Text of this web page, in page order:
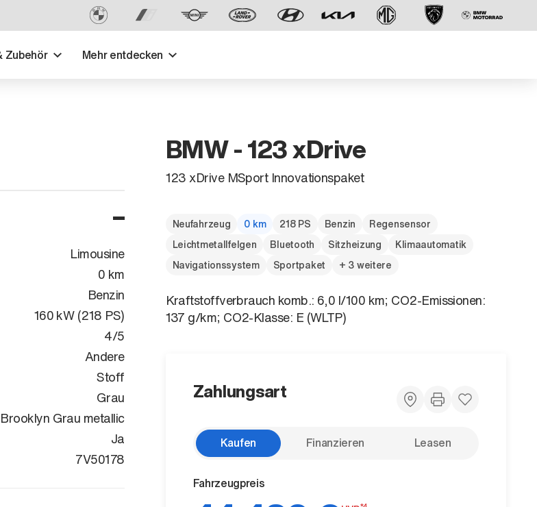
Zubehör Mehr entdecken
Geschaffen, um vorauszugehen.
Limousine
0 km
Benzin
160 kW (218 PS)
4/5
Andere
Stoff
Grau
Grau metallic
Ja
7V50178
BMW - 123 xDrive
123 xDrive MSport Innovationspaket
Neufahrzeug 0 km 218 PS Benzin
Regensensor
Leichtmetallfelgen
Bluetooth Sitzheizung
Klimaautomatik
Navigationssystem
Sportpaket + 3 weitere
Kraftstoffverbrauch komb.: 6,0 l/100 km; CO2-Emissionen:
137 g/km; CO2-Klasse: E (WLTP)
Zahlungsart
Kaufen Finanzieren Leasen
Fahrzeugpreis